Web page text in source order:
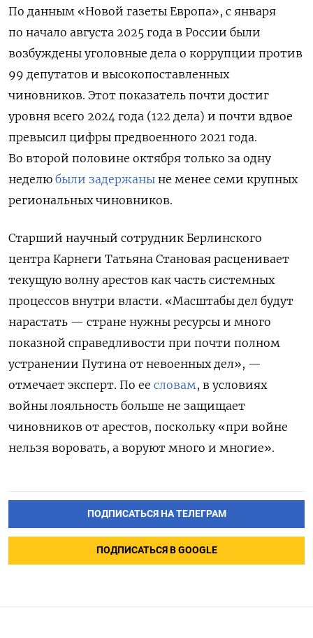
По данным «Новой газеты Европа», с января
по начало августа 2025 года в России были
возбуждены уголовные дела о коррупции против
99 депутатов и высокопоставленных
чиновников. Этот показатель почти достиг
уровня всего 2024 года (122 дела) и почти вдвое
превысил цифры предвоенного 2021 года.
Во второй половине октября только за одну
неделю были задержаны не менее семи крупных
региональных чиновников.
Старший научный сотрудник Берлинского
центра Карнеги Татьяна Становая расценивает
текущую волну арестов как часть системных
процессов внутри власти. «Масштабы дел будут
нарастать — стране нужны ресурсы и много
показной справедливости при почти полном
устранении Путина от невоенных дел», —
отмечает эксперт. По ее словам, в условиях
войны лояльность больше не защищает
чиновников от арестов, поскольку «при войне
нельзя воровать, а воруют много и многие».
ПОДПИСАТЬСЯ НА ТЕЛЕГРАМ
ПОДПИСАТЬСЯ В GOOGLE